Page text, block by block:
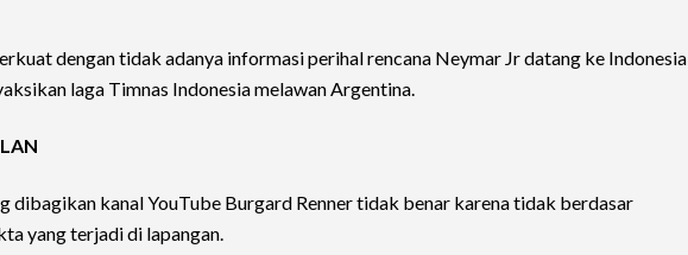
dengan tidak adanya informasi perihal rencana Neymar Jr datang ke Indonesia
laga Timnas Indonesia melawan Argentina.
dibagikan kanal YouTube Burgard Renner tidak benar karena tidak berdasar
yang terjadi di lapangan.